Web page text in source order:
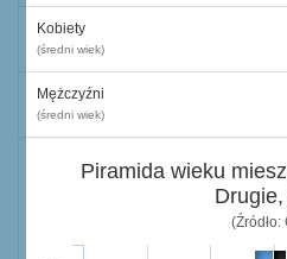
Kobiety
(średni wiek)
Mężczyźni
(średni wiek)
Piramida wieku
(Źródło: